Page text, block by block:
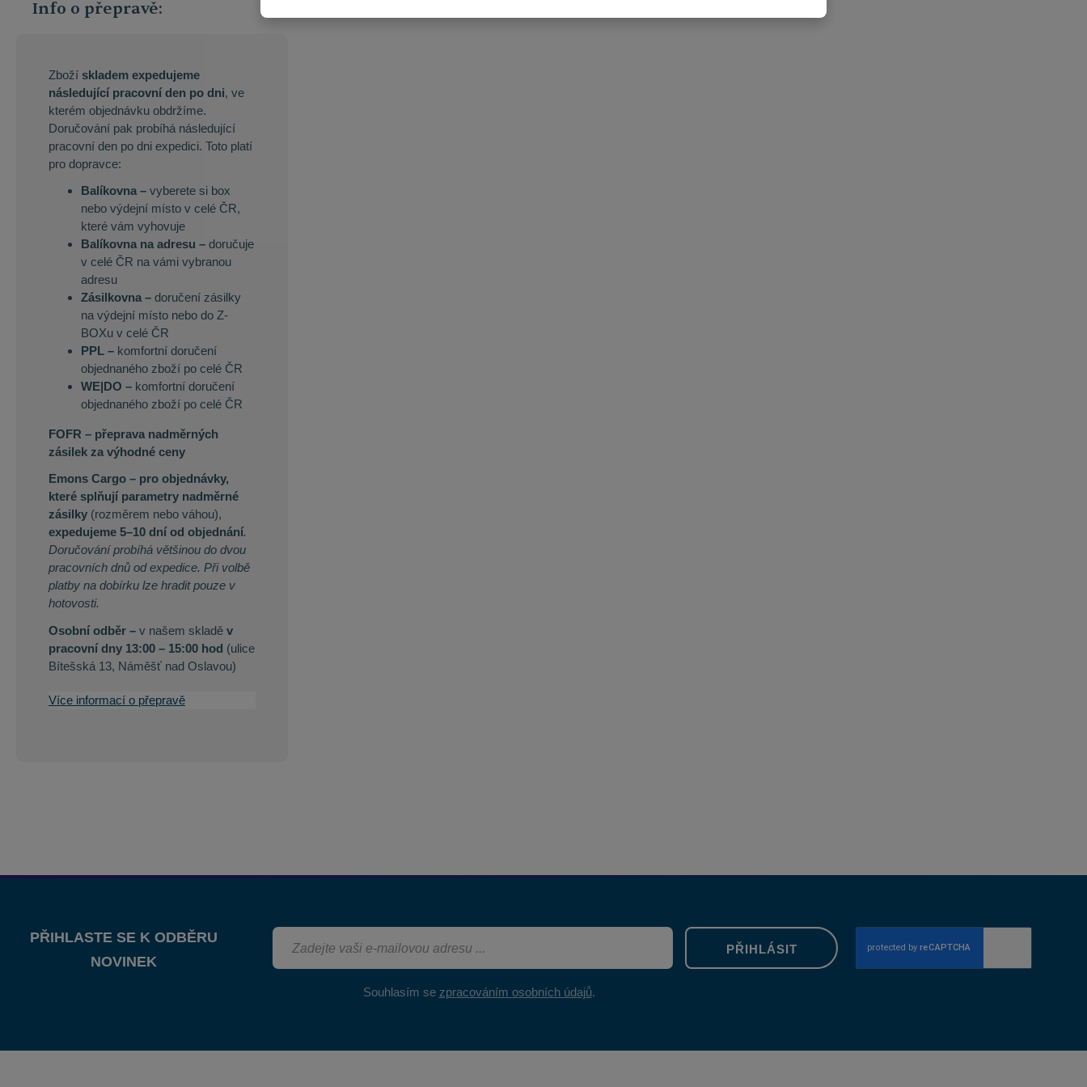
Info o přepravě:
Zboží skladem expedujeme
následující pracovní den po dni, ve
kterém objednávku obdržíme.
Doručování pak probíhá následující
pracovní den po dni expedici. Toto platí
pro dopravce:
Balíkovna – vyberete si box
nebo výdejní místo v celé ČR,
které vám vyhovuje
Balíkovna na adresu – doručuje
v celé ČR na vámi vybranou
adresu
Zásilkovna – doručení zásilky
na výdejní místo nebo do Z-
BOXu v celé ČR
PPL – komfortní doručení
objednaného zboží po celé ČR
WE|DO – komfortní doručení
objednaného zboží po celé ČR
FOFR – přeprava nadměrných
zásilek za výhodné ceny
Emons Cargo – pro objednávky,
které splňují parametry nadměrné
zásilky (rozměrem nebo váhou),
expedujeme 5–10 dní od objednání.
Doručování probíhá většinou do dvou
pracovních dnů od expedice. Při volbě
platby na dobírku lze hradit pouze v
hotovosti.
Osobní odběr – v našem skladě v
pracovní dny 13:00 – 15:00 hod (ulice
Bítešská 13, Náměšť nad Oslavou)
Více informací o přepravě
PŘIHLASTE SE K ODBĚRU
NOVINEK
PŘIHLÁSIT
Souhlasím se zpracováním osobních údajů.